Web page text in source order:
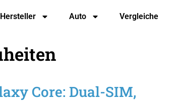
Hersteller Auto Vergleiche
Core: Dual-SIM,